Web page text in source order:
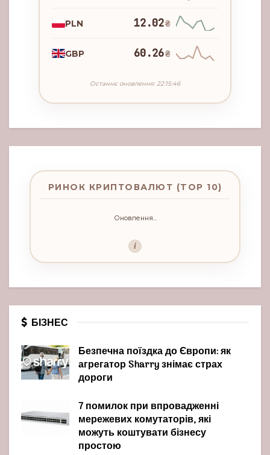
PLN 12.02₴
GBP 60.26₴
Останнє оновлення: 22:15:46
РИНОК КРИПТОВАЛЮТ (TOP 10)
Оновлення...
i
БІЗНЕС
Безпечна поїздка до Європи: як
агрегатор Sharry знімає страх
дороги
7 помилок при впровадженні
мережевих комутаторів, які
можуть коштувати бізнесу
простою